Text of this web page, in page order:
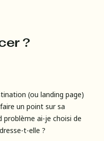
?
(ou landing page)
un point sur sa
problème ai-je choisi de
t-elle ?